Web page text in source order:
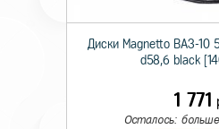
Диски Magnetto ВАЗ-10
d58,6 black
1 771
Осталось: